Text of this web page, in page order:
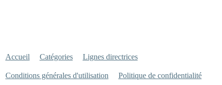
Accueil Catégories Lignes directrices
Conditions générales d'utilisation Politique de confidentialité